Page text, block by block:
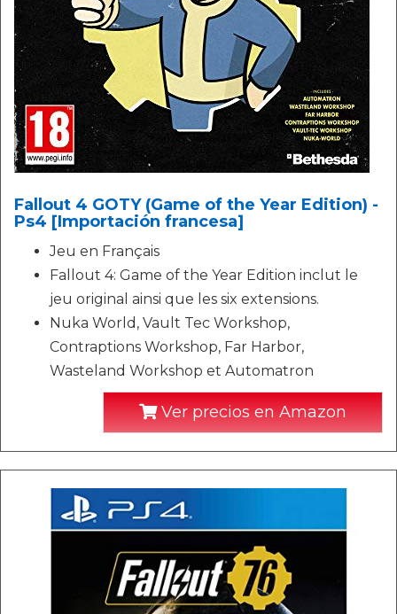
Fallout 4 GOTY (Game of the Year Edition) -
Ps4 [Importación francesa]
Jeu en Français
Fallout 4: Game of the Year Edition inclut le
jeu original ainsi que les six extensions.
Nuka World, Vault Tec Workshop,
Contraptions Workshop, Far Harbor,
Wasteland Workshop et Automatron
Ver precios en Amazon